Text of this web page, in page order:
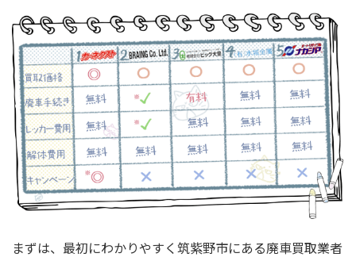
まずは、最初にわかりやすく筑紫野市にある廃車買取業者